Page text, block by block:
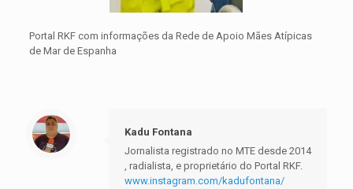
Portal RKF com informações da Rede de Apoio Mães Atípicas
de Mar de Espanha
Kadu Fontana
Jornalista registrado no MTE desde 2014
, radialista, e proprietário do Portal RKF.
www.instagram.com/kadufontana/